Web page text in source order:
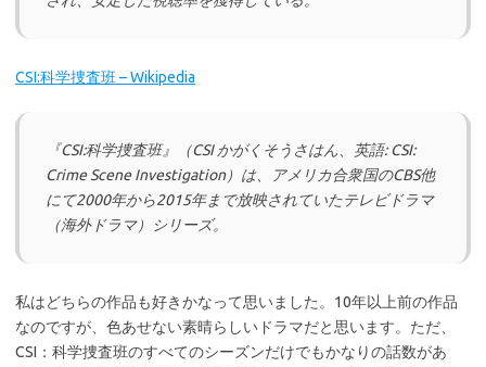
CSI:科学捜査班 – Wikipedia
『CSI:科学捜査班』（CSI かがくそうさはん、英語: CSI:
Crime Scene Investigation）は、アメリカ合衆国のCBS他
にて2000年から2015年まで放映されていたテレビドラマ
（海外ドラマ）シリーズ。
私はどちらの作品も好きかなって思いました。10年以上前の作品
なのですが、色あせない素晴らしいドラマだと思います。ただ、
CSI：科学捜査班のすべてのシーズンだけでもかなりの話数があ